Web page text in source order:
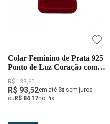
Colar Feminino de Prata 925
Ponto de Luz Coração com
Pingente Letra
R$ 133,60
R$ 93,52em até 3x sem juros
ouR$ 84,17no Pix